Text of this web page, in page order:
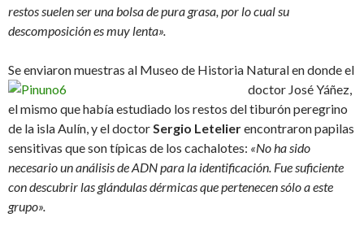
restos suelen ser una bolsa de pura grasa, por lo cual su
descomposición es muy lenta».
Se enviaron muestras al Museo de Historia Natural en donde el
doctor JoséYáñez,
el mismo que había estudiado los restos del tiburón peregrino
de la isla Aulín, y el doctorSergio Letelierencontraron papilas
sensitivas que son típicas de los cachalotes: «No ha sido
necesario un análisis de ADN para la identificación. Fue suficiente
con descubrir las glándulas dérmicas que pertenecen sólo a este
grupo».